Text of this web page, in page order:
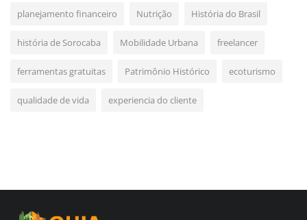
planejamento financeiro Nutrição História do Brasil
história de Sorocaba Mobilidade Urbana freelancer
ferramentas gratuitas Patrimônio Histórico ecoturismo
qualidade de vida experiencia do cliente